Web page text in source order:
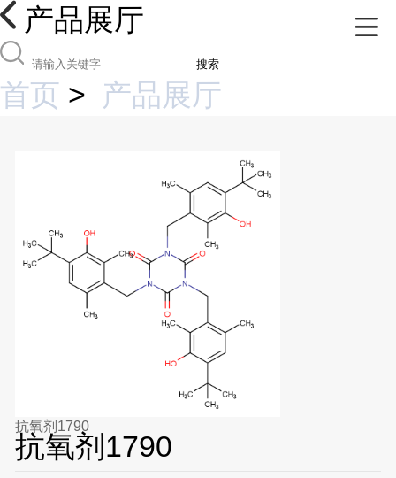
产品展厅
搜索
首页 > 产品展厅
抗氧剂1790
抗氧剂1790